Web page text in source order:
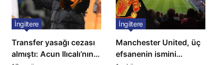
Transfer yasağı cezası
almıştı: Acun Ilıcalı’nın
İngiltere
Manchester United, üç
efsanenin ismini
İngiltere